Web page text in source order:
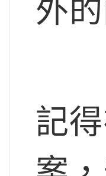
外
記